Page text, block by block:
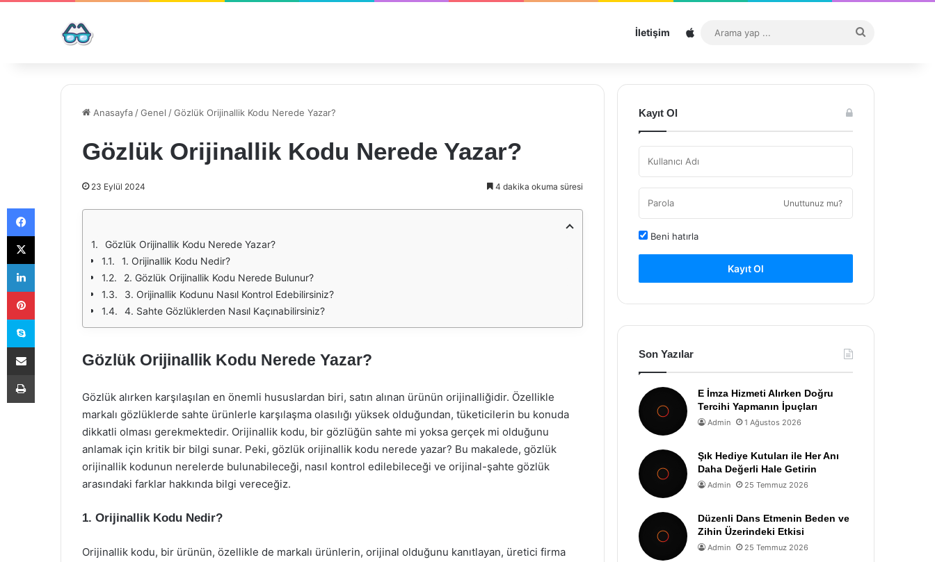
İletişim Sitemap
...
Anasayfa /Genel /Gözlük Orijinallik Kodu Nerede Yazar?
Gözlük Orijinallik Kodu Nerede Yazar?
23 Eylül 2024 4 dakika okuma süresi
Gözlük Orijinallik Kodu Nerede Yazar?
1. Orijinallik Kodu Nedir?
2. Gözlük Orijinallik Kodu Nerede Bulunur?
3. Orijinallik Kodunu Nasıl Kontrol Edebilirsiniz?
4. Sahte Gözlüklerden Nasıl Kaçınabilirsiniz?
Gözlük Orijinallik Kodu Nerede Yazar?
Gözlük alırken karşılaşılan en önemli hususlardan biri, satın alınan ürünün orijinalliğidir. Özellikle
markalı gözlüklerde sahte ürünlerle karşılaşma olasılığı yüksek olduğundan, tüketicilerin bu konuda
dikkatli olması gerekmektedir. Orijinallik kodu, bir gözlüğün sahte mi yoksa gerçek mi olduğunu
anlamak için kritik bir bilgi sunar. Peki, gözlük orijinallik kodu nerede yazar? Bu makalede, gözlük
orijinallik kodunun nerelerde bulunabileceği, nasıl kontrol edilebileceği ve orijinal-şahte gözlük
arasındaki farklar hakkında bilgi vereceğiz.
1. Orijinallik Kodu Nedir?
Orijinallik kodu, bir ürünün, özellikle de markalı ürünlerin, orijinal olduğunu kanıtlayan, üretici firma
Kayıt Ol
Unuttunuz mu?
Beni hatırla
Kayıt Ol
Son Yazılar
E İmza Hizmeti Alırken Doğru
Tercihi Yapmanın İpuçları
Admin 1 Ağustos 2026
Şık Hediye Kutuları ile Her Anı
Daha Değerli Hale Getirin
Admin 25 Temmuz 2026
Düzenli Dans Etmenin Beden ve
Zihin Üzerindeki Etkisi
Admin 25 Temmuz 2026
Facebook
X
LinkedIn
Pinterest
Skype
E-Posta ile paylaş